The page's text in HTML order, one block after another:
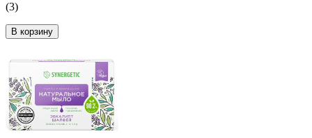
(3)
В корзину